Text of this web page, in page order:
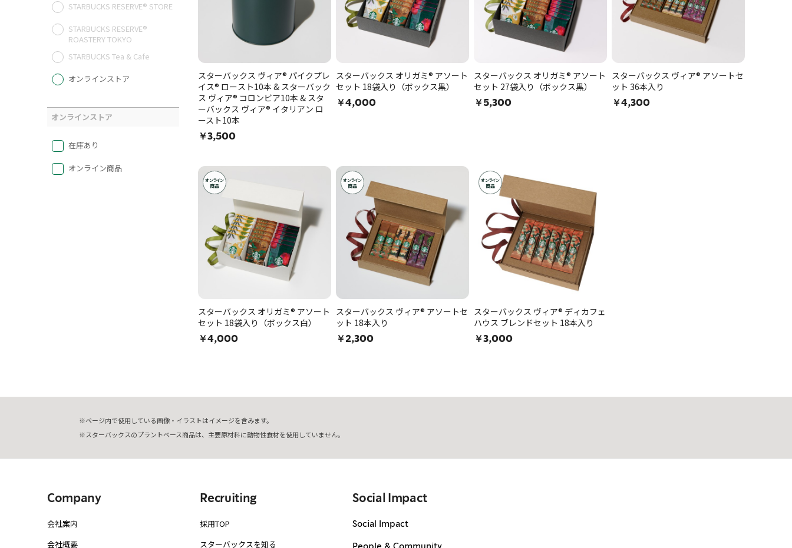
STARBUCKS RESERVE® STORE
STARBUCKS RESERVE®
ROASTERY TOKYO
STARBUCKS Tea & Cafe
オンラインストア
オンラインストア
在庫あり
オンライン商品
スターバックス ヴィア® パイクプレ
イス® ロースト10本 & スターバック
ス ヴィア® コロンビア10本 & スタ
ーバックス ヴィア® イタリアン ロ
ースト10本
￥3,500
スターバックス オリガミ® アソート
セット 18袋入り（ボックス黒）
￥4,000
スターバックス オリガミ® アソート
セット 27袋入り（ボックス黒）
￥5,300
スターバックス ヴィア® アソートセ
ット 36本入り
￥4,300
オンライン
商品
スターバックス オリガミ® アソート
セット 18袋入り（ボックス白）
￥4,000
オンライン
商品
スターバックス ヴィア® アソートセ
ット 18本入り
￥2,300
オンライン
商品
スターバックス ヴィア® ディカフェ
ハウス ブレンドセット 18本入り
￥3,000
ページ内で使用している画像・イラストはイメージを含みます。
スターバックスのプラントベース商品は、主要原材料に動物性食材を使用していません。
Company
会社案内
会社概要
Recruiting
採用TOP
スターバックスを知る
Social Impact
Social Impact